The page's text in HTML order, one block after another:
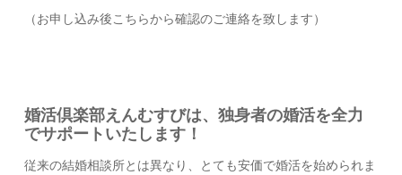
（お申し込み後こちらから確認のご連絡を致します）
婚活倶楽部えんむすびは、独身者の婚活を全力
でサポートいたします！
従来の結婚相談所とは異なり、とても安価で婚活を始められま